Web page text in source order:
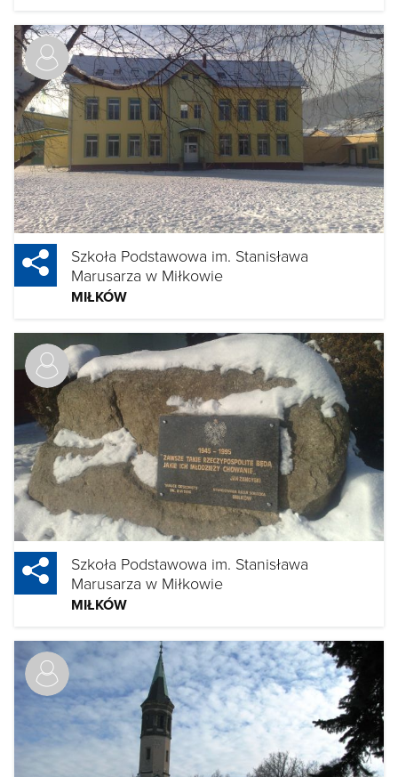
Szkoła Podstawowa im. Stanisława
Marusarza w Miłkowie
MIŁKÓW
Szkoła Podstawowa im. Stanisława
Marusarza w Miłkowie
MIŁKÓW